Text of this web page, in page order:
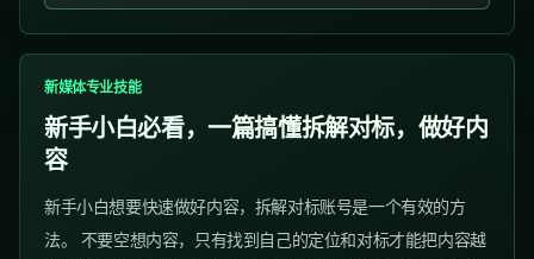
新媒体专业技能
新手小白必看，一篇搞懂拆解对标，做好内
容
新手小白想要快速做好内容，拆解对标账号是一个有效的方
法。 不要空想内容，只有找到自己的定位和对标才能把内容越